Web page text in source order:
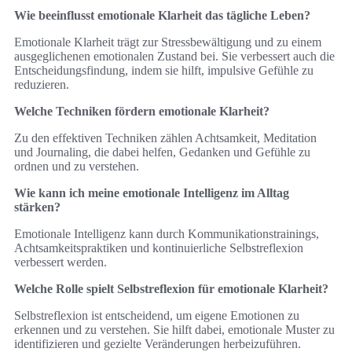
Wie beeinflusst emotionale Klarheit das tägliche Leben?
Emotionale Klarheit trägt zur Stressbewältigung und zu einem
ausgeglichenen emotionalen Zustand bei. Sie verbessert auch die
Entscheidungsfindung, indem sie hilft, impulsive Gefühle zu
reduzieren.
Welche Techniken fördern emotionale Klarheit?
Zu den effektiven Techniken zählen Achtsamkeit, Meditation
und Journaling, die dabei helfen, Gedanken und Gefühle zu
ordnen und zu verstehen.
Wie kann ich meine emotionale Intelligenz im Alltag
stärken?
Emotionale Intelligenz kann durch Kommunikationstrainings,
Achtsamkeitspraktiken und kontinuierliche Selbstreflexion
verbessert werden.
Welche Rolle spielt Selbstreflexion für emotionale Klarheit?
Selbstreflexion ist entscheidend, um eigene Emotionen zu
erkennen und zu verstehen. Sie hilft dabei, emotionale Muster zu
identifizieren und gezielte Veränderungen herbeizuführen.